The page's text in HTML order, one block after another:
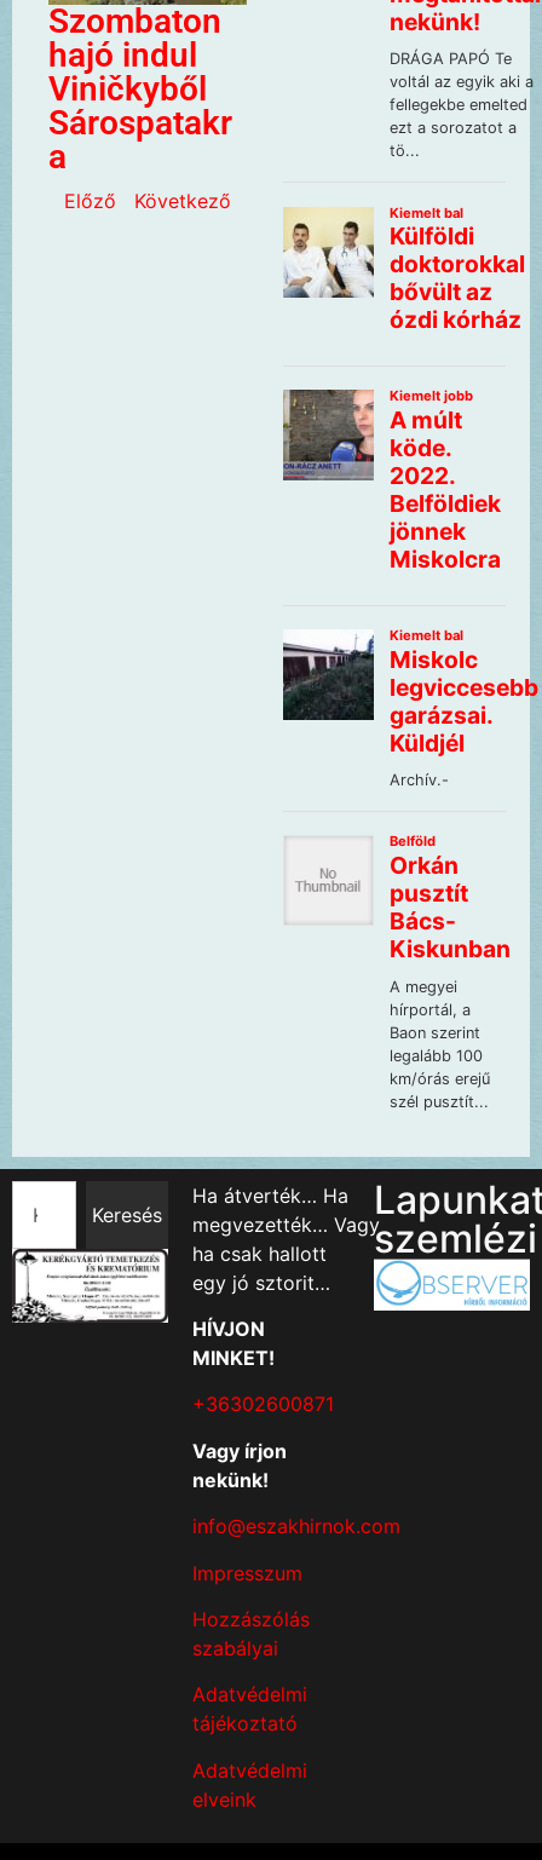
Szombaton
hajó indul
Viničkyből
Sárospatakr
a
Előző Következő
Keresés
Ha átverték… Ha
megvezették… Vagy
ha csak hallott
egy jó sztorit…
HÍVJON
MINKET!
+36302600871
Vagy írjon
nekünk!
info@eszakhirnok.com
Impresszum
Hozzászólás
szabályai
Adatvédelmi
tájékoztató
Adatvédelmi
elveink
szemlézi